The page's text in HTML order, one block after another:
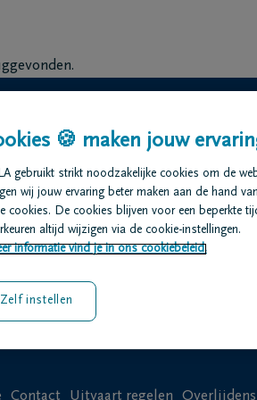
staat voor je klaar
te creëren en families maximaal te
Contact Uitvaart regelen
🍪 maken jouw
gebruikt strikt noodzakelijke cookies om de
wij jouw ervaring beter maken aan de hand
cookies. De cookies blijven voor een beperkte
altijd wijzigen via de cookie-instellingen.
informatie vind je in ons cookiebeleid.
Zelf instellen